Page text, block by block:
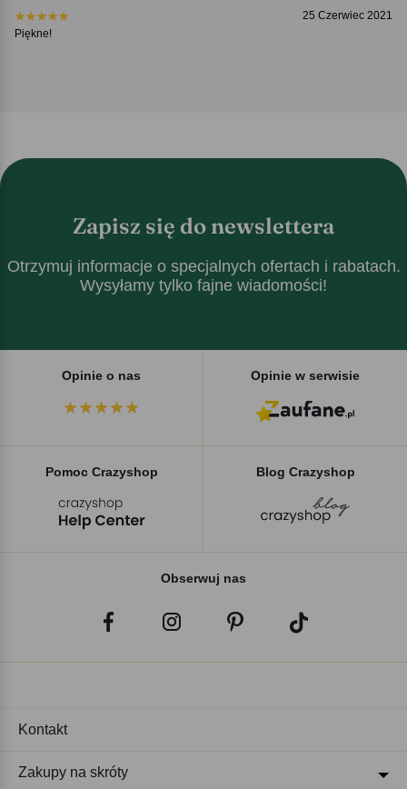
25 Czerwiec 2021
Piękne!
Zapisz się do newslettera
Otrzymuj informacje o specjalnych ofertach i rabatach.
Wysyłamy tylko fajne wiadomości!
Opinie o nas Opinie w serwisie
Pomoc Crazyshop Blog Crazyshop
Obserwuj nas
Kontakt
Zakupy na skróty